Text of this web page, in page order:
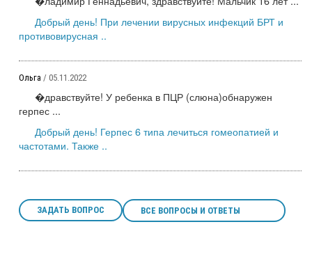
Добрый день! При лечении вирусных инфекций БРТ и
противовирусная ..
Ольга / 05.11.2022
�дравствуйте! У ребенка в ПЦР (слюна)обнаружен
герпес ...
Добрый день! Герпес 6 типа лечиться гомеопатией и
частотами. Также ..
ЗАДАТЬ ВОПРОС ВСЕ ВОПРОСЫ И ОТВЕТЫ